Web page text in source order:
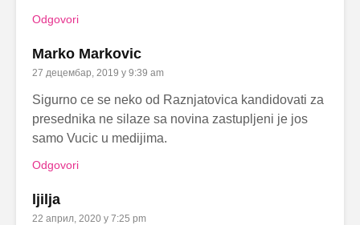
Odgovori
Marko Markovic
27 децембар, 2019 у 9:39 am
Sigurno ce se neko od Raznjatovica kandidovati za
presednika ne silaze sa novina zastupljeni je jos
samo Vucic u medijima.
Odgovori
ljilja
22 април, 2020 у 7:25 pm